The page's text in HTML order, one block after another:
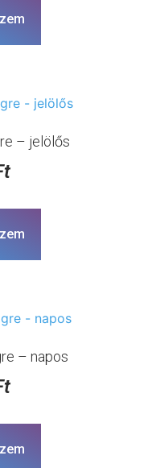
– jelölős
– napos